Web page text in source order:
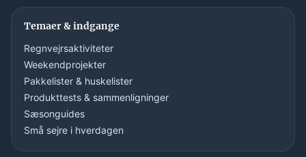
Temaer & indgange
Regnvejrsaktiviteter
Weekendprojekter
Pakkelister & huskelister
Produkttests & sammenligninger
Sæsonguides
Små sejre i hverdagen